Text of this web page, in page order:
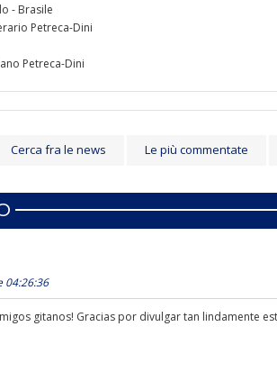
- Brasile
Petreca-Dini
Petreca-Dini
Cerca fra le news Le più commentate
04:26:36
gitanos! Gracias por divulgar tan lindamente